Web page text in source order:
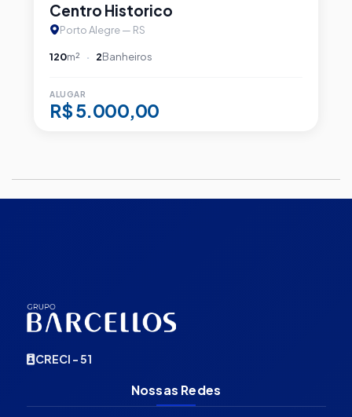
Centro Historico
Porto Alegre — RS
120m² 2Banheiros
ALUGAR
R$ 5.000,00
CRECI - 51
Nossas Redes